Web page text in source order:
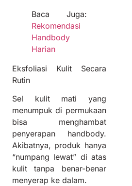
Baca Juga:
Rekomendasi
Handbody
Harian
Eksfoliasi Kulit Secara
Rutin
Sel kulit mati yang
menumpuk di permukaan
bisa menghambat
penyerapan handbody.
Akibatnya, produk hanya
“numpang lewat” di atas
kulit tanpa benar-benar
menyerap ke dalam.